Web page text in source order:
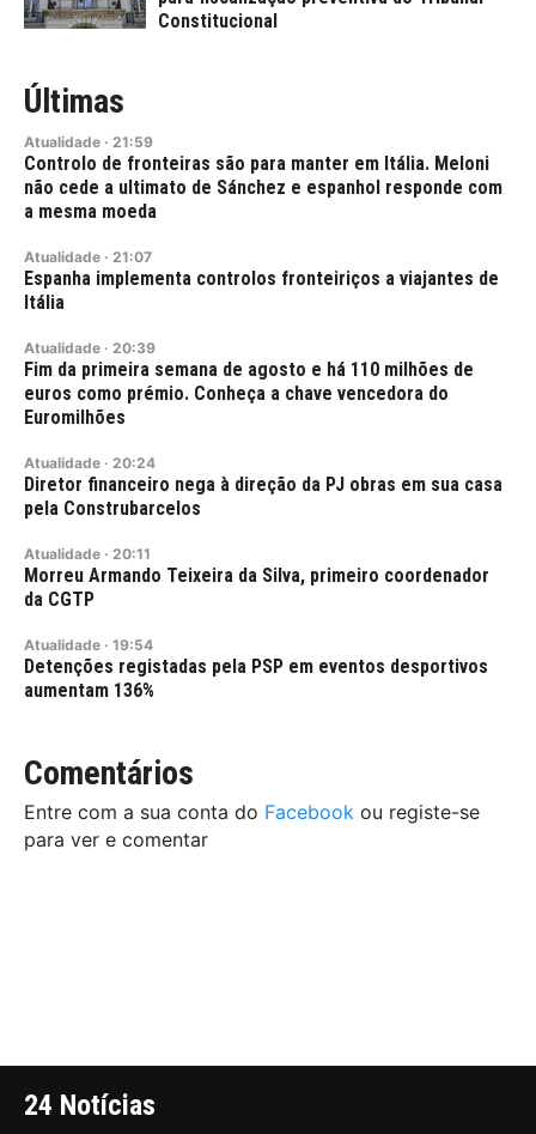
Constitucional
Últimas
Atualidade · 21:59
Controlo de fronteiras são para manter em Itália. Meloni
não cede a ultimato de Sánchez e espanhol responde com
a mesma moeda
Atualidade · 21:07
Espanha implementa controlos fronteiriços a viajantes de
Itália
Atualidade · 20:39
Fim da primeira semana de agosto e há 110 milhões de
euros como prémio. Conheça a chave vencedora do
Euromilhões
Atualidade · 20:24
Diretor financeiro nega à direção da PJ obras em sua casa
pela Construbarcelos
Atualidade · 20:11
Morreu Armando Teixeira da Silva, primeiro coordenador
da CGTP
Atualidade · 19:54
Detenções registadas pela PSP em eventos desportivos
aumentam 136%
Comentários
Entre com a sua conta do Facebook ou registe-se
para ver e comentar
24 Notícias